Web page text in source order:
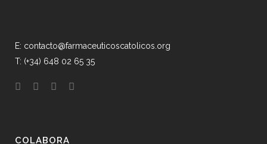
E: contacto@farmaceuticoscatolicos.org
T: (+34) 648 02 65 35
COLABORA